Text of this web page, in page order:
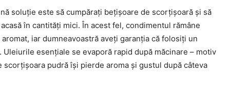
soluție este să cumpărați bețișoare de scorțișoară și să
în cantități mici. În acest fel, condimentul rămâne
iar dumneavoastră aveți garanția că folosiți un
Uleiurile esențiale se evaporă rapid după măcinare – motiv
scorțișoara pudră își pierde aroma și gustul după câteva